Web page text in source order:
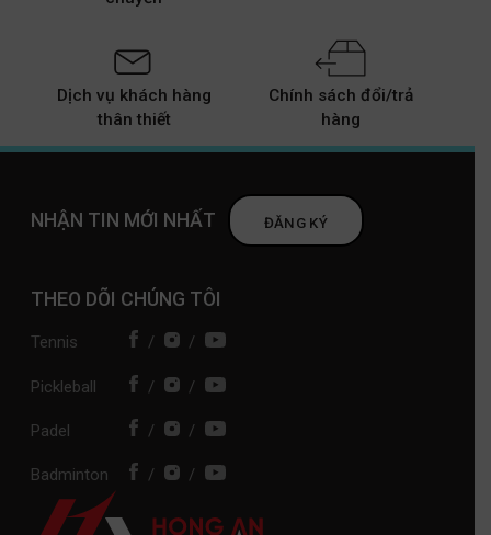
Dịch vụ khách hàng
thân thiết
Chính sách đổi/trả
hàng
NHẬN TIN MỚI NHẤT ĐĂNG KÝ
THEO DÕI CHÚNG TÔI
Tennis / /
Pickleball / /
Padel / /
Badminton / /